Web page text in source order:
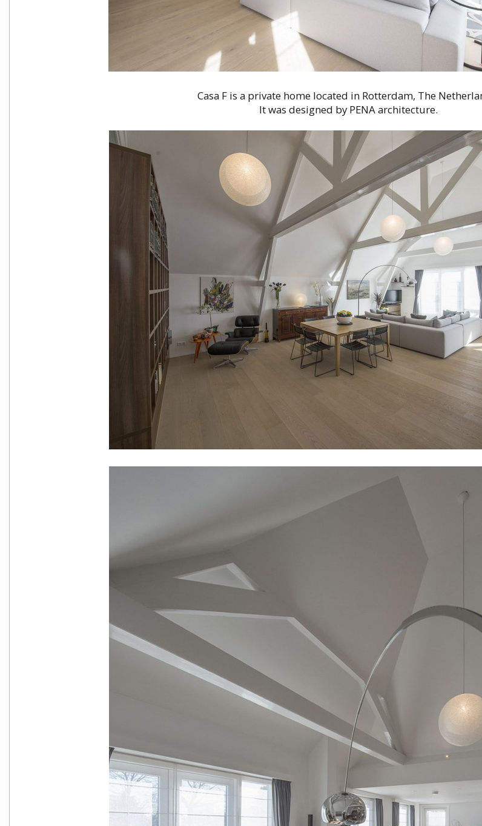
Casa F is a private home located in Rotterdam, The
It was designed by PENA architecture.